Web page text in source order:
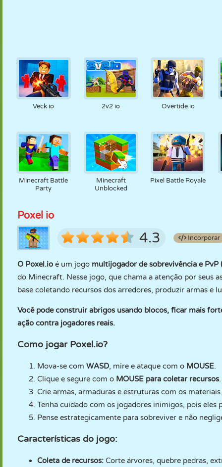
Veck io 2v2 io Overtide io
Minecraft Battle
Party
Minecraft
Unblocked
Pixel Battle Royale
Poxel io
4.3 Incorporar
O Poxel.io é um jogo multijogador de sobrevivência e PvP
do Minecraft. Nesse jogo, que chama a atenção por seus
base coletando recursos dos arredores, produzir armas e
Você pode construir abrigos usando blocos, ficar mais
ação contra jogadores reais.
Como jogar Poxel.io?
Mova-se com WASD, mire e ataque com o MOUSE.
Clique e segure com o MOUSE para coletar recursos.
Crie armas, armaduras e estruturas com os
Tenha cuidado com os jogadores inimigos, pois
Pense estrategicamente para sobreviver e não
Características do jogo:
Coleta de recursos: Corte árvores, quebre pedras,